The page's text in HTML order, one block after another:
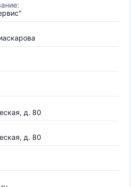
д. 80
д. 80